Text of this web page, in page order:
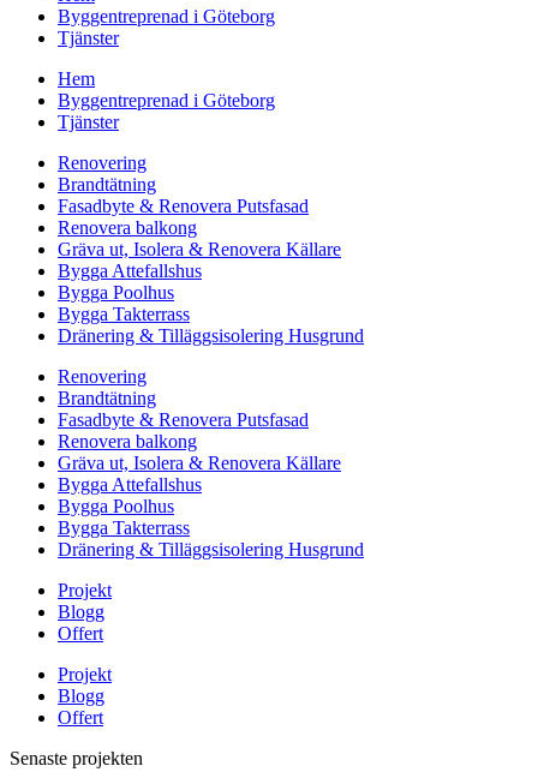
Byggentreprenad i Göteborg
Tjänster
Hem
Byggentreprenad i Göteborg
Tjänster
Renovering
Brandtätning
Fasadbyte & Renovera Putsfasad
Renovera balkong
Gräva ut, Isolera & Renovera Källare
Bygga Attefallshus
Bygga Poolhus
Bygga Takterrass
Dränering & Tilläggsisolering Husgrund
Renovering
Brandtätning
Fasadbyte & Renovera Putsfasad
Renovera balkong
Gräva ut, Isolera & Renovera Källare
Bygga Attefallshus
Bygga Poolhus
Bygga Takterrass
Dränering & Tilläggsisolering Husgrund
Projekt
Blogg
Offert
Projekt
Blogg
Offert
Senaste projekten